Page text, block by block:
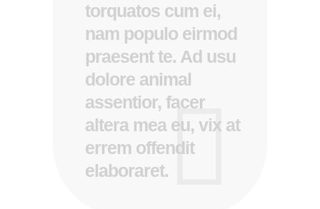
torquatos cum ei,
nam populo eirmod
praesent te. Ad usu
dolore animal
assentior, facer
altera mea eu, vix at
errem offendit
elaboraret.